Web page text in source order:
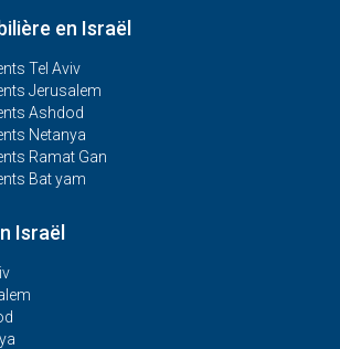
en Israël
Tel Aviv
Jerusalem
Ashdod
Netanya
Ramat Gan
Bat yam
Israël